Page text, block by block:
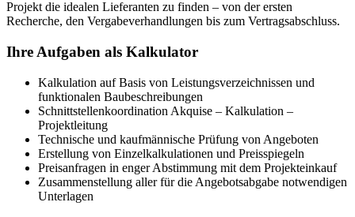
Projekt die idealen Lieferanten zu finden – von der ersten
Recherche, den Vergabeverhandlungen bis zum Vertragsabschluss.
Ihre Aufgaben als Kalkulator
Kalkulation auf Basis von Leistungsverzeichnissen und
funktionalen Baubeschreibungen
Schnittstellenkoordination Akquise – Kalkulation –
Projektleitung
Technische und kaufmännische Prüfung von Angeboten
Erstellung von Einzelkalkulationen und Preisspiegeln
Preisanfragen in enger Abstimmung mit dem Projekteinkauf
Zusammenstellung aller für die Angebotsabgabe notwendigen
Unterlagen